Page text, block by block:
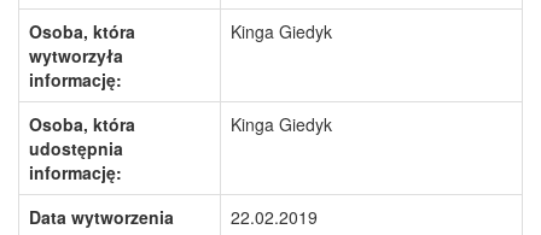
Osoba, która
wytworzyła
informację:
Kinga Giedyk
Osoba, która
udostępnia
informację:
Kinga Giedyk
Data wytworzenia
22.02.2019